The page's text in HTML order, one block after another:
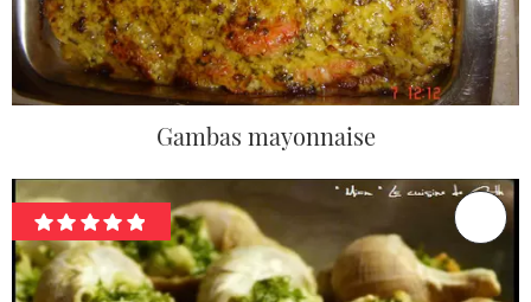
Gambas mayonnaise